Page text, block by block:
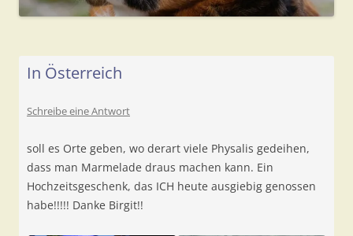
In Österreich
Schreibe eine Antwort
soll es Orte geben, wo derart viele Physalis gedeihen,
dass man Marmelade draus machen kann. Ein
Hochzeitsgeschenk, das ICH heute ausgiebig genossen
habe!!!!! Danke Birgit!!